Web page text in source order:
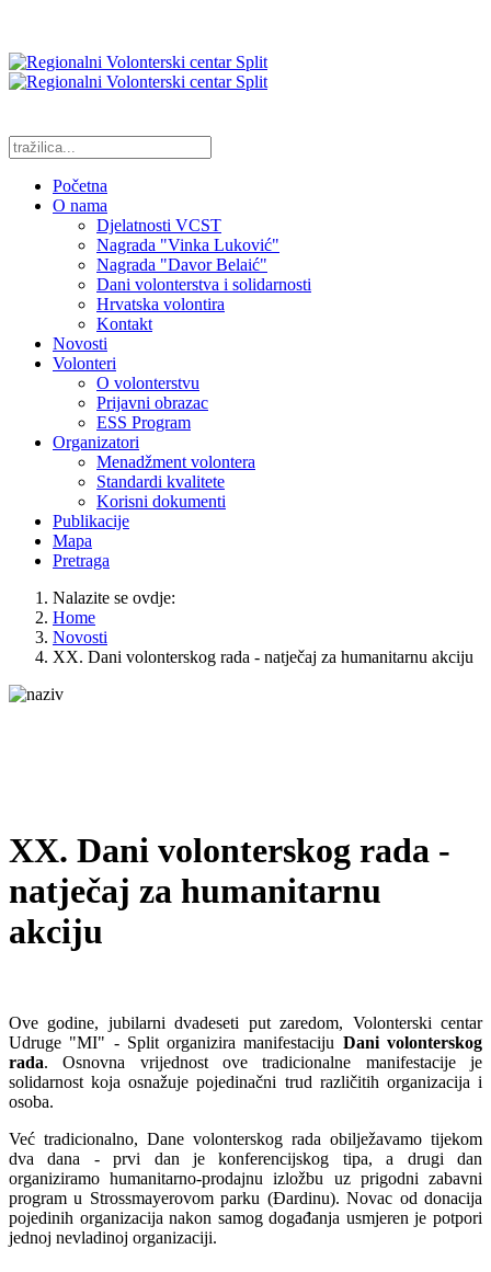
Početna
O nama
Djelatnosti VCST
Nagrada "Vinka Luković"
Nagrada "Davor Belaić"
Dani volonterstva i solidarnosti
Hrvatska volontira
Kontakt
Novosti
Volonteri
O volonterstvu
Prijavni obrazac
ESS Program
Organizatori
Menadžment volontera
Standardi kvalitete
Korisni dokumenti
Publikacije
Mapa
Pretraga
Nalazite se ovdje:
Home
Novosti
XX. Dani volonterskog rada - natječaj za humanitarnu akciju
XX. Dani volonterskog rada -
natječaj za humanitarnu
akciju
Ove godine, jubilarni dvadeseti put zaredom, Volonterski centar
Udruge "MI" - Split organizira manifestaciju Dani volonterskog
rada. Osnovna vrijednost ove tradicionalne manifestacije je
solidarnost koja osnažuje pojedinačni trud različitih organizacija i
osoba.
Već tradicionalno, Dane volonterskog rada obilježavamo tijekom
dva dana - prvi dan je konferencijskog tipa, a drugi dan
organiziramo humanitarno-prodajnu izložbu uz prigodni zabavni
program u Strossmayerovom parku (Đardinu). Novac od donacija
pojedinih organizacija nakon samog događanja usmjeren je potpori
jednoj nevladinoj organizaciji.